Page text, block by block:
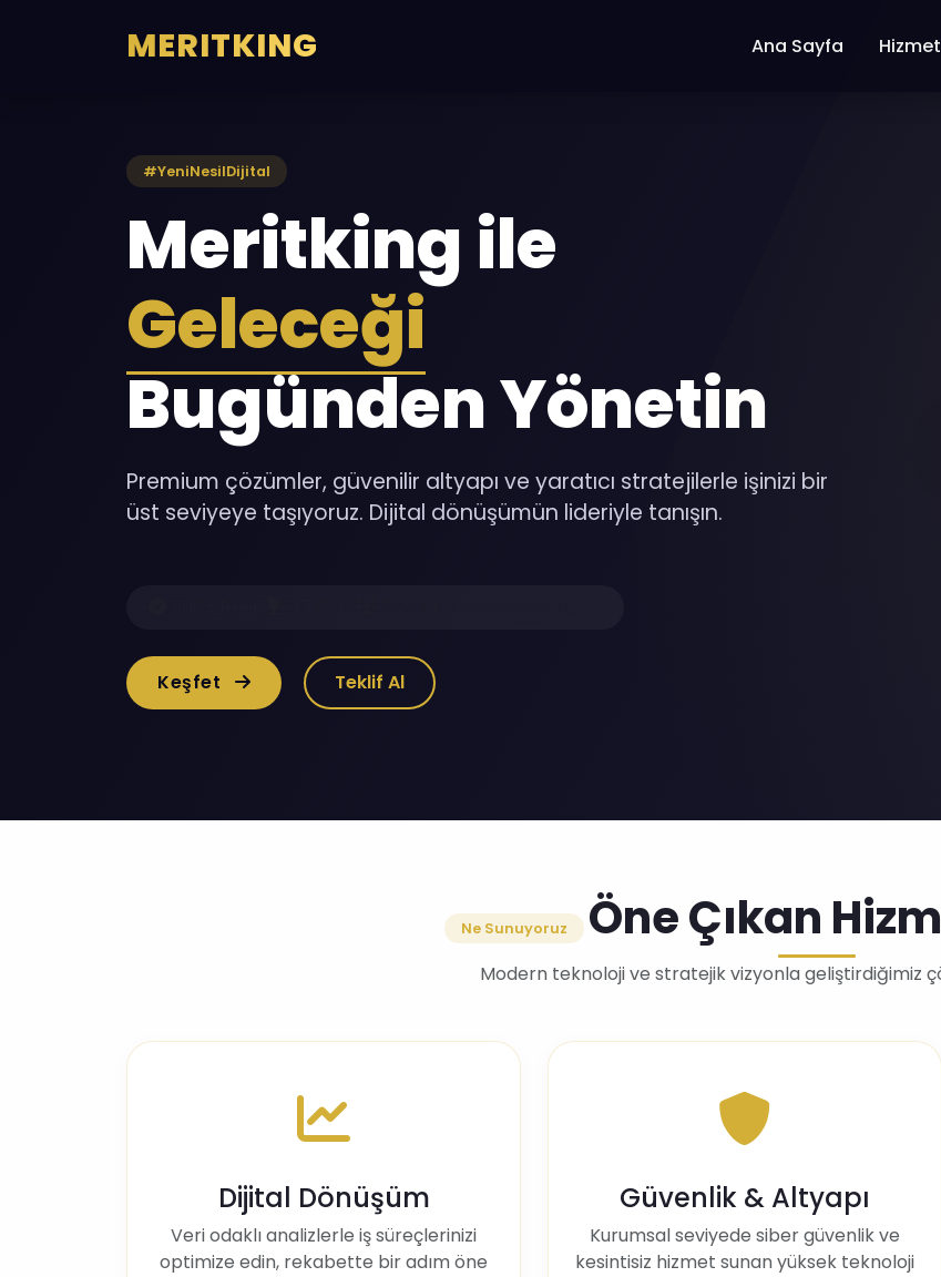
MERITKING Ana Sayfa
#YeniNesilDijital
Meritking ile
Geleceği
Bugünden Yönetin
Premium çözümler, güvenilir altyapı ve yaratıcı stratejilerle işinizi bir
üst seviyeye taşıyoruz. Dijital dönüşümün lideriyle tanışın.
Keşfet Teklif Al
Ne Sunuyoruz Öne Çıkan
Modern teknoloji ve stratejik vizyonla geliştirdiğimiz
Dijital Dönüşüm
Veri odaklı analizlerle iş süreçlerinizi
optimize edin, rekabette bir adım öne
Güvenlik & Altyapı
Kurumsal seviyede siber güvenlik ve
kesintisiz hizmet sunan yüksek teknoloji